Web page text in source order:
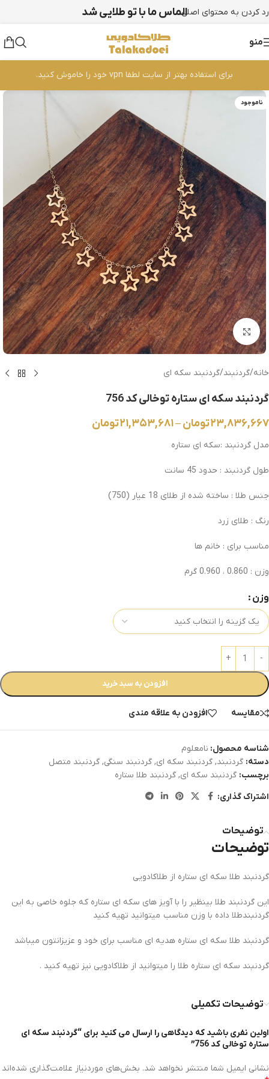
رد کردن به محتوای اصلیالماس ما با تو طلایی شد
منو
برای استفاده بهتر از سایت لطفا vpn خود را خاموش کنید.
ناموجود
بزرگنمایی تصویر
خانه/گردنبند/گردنبند سکه ای
گردنبند سکه ای ستاره توخالی کد 756
۲۳,۸۳۶,۶۶۷تومان–۲۱,۳۵۳,۶۸۱تومان
مدل گردنبند :سکه ای ستاره
طول گردنبند : حدود 45 سانت
جنس طلا : ساخته شده از طلای 18 عیار (750)
رنگ : طلای زرد
مناسب برای : خانم ها
وزن : 0.860 ، 0.960 گرم
وزن
افزودن به سبد خرید
مقایسه افزودن به علاقه مندی
شناسه محصول: نامعلوم
دسته: گردنبند, گردنبند سکه ای, گردنبند سنگی, گردنبند متصل
برچسب: گردنبند سکه ای, گردنبند طلا ستاره
اشتراک گذاری:
توضیحات
توضیحات
گردنبند طلا سکه ای ستاره از طلاکادویی
این گردنبند طلا بینظیر را با آویز های سکه ای ستاره که جلوه خاصی به این
گردنبندطلا داده با وزن مناسب میتوانید تهیه کنید
گردنبند طلا سکه ای ستاره هدیه ای مناسب برای خود و عزیزانتون میباشد
گردنبند سکه ای ستاره طلا را میتوانید از طلاکادویی نیز تهیه کنید .
توضیحات تکمیلی
اولین نفری باشید که دیدگاهی را ارسال می کنید برای “گردنبند سکه ای
ستاره توخالی کد 756”
نشانی ایمیل شما منتشر نخواهد شد. بخش‌های موردنیاز علامت‌گذاری شده‌اند